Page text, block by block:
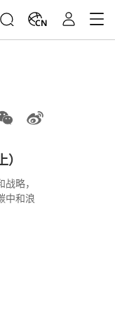
CN
略，
中和浪